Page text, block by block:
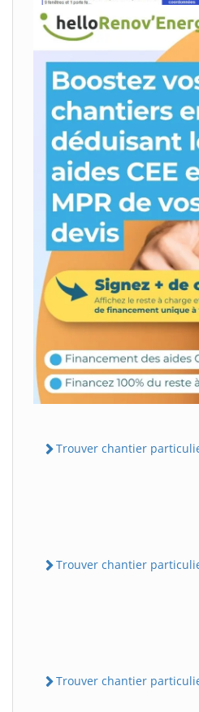
Trouver chantier
Trouver chantier
Trouver chantier